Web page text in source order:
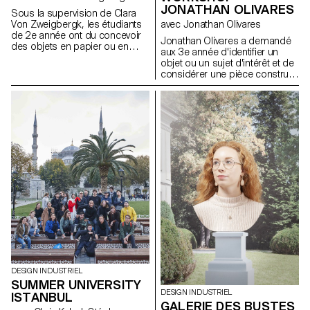
Sous la supervision de Clara
Von Zweigbergk, les étudiants
de 2e année ont du concevoir
des objets en papier ou en
festivités.
JONATHAN OLIVARES
avec Jonathan Olivares
Jonathan Olivares a demandé
aux 3e année d'identifier un
objet ou un sujet d'intérêt et de
considérer une pièce construite
autour de celui-ci. Le but de la
salle, les matériaux et la
construction découlent tous de
thèmes trouvés dans l'objet ou
le sujet sélectionné. La salle
doit faire 130 mètres carrés,
être autonome, transférable à
n’importe quel lieu ou contexte
et peut servir d’exposition,
d’installation ou d’habitation
habitable.
DESIGN INDUSTRIEL
SUMMER UNIVERSITY
ISTANBUL
DESIGN INDUSTRIEL
GALERIE DES BUSTES